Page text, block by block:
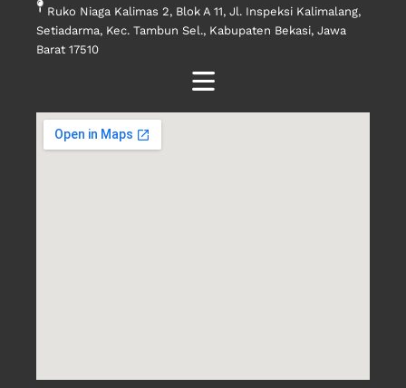
Ruko Niaga Kalimas 2, Blok A 11, Jl. Inspeksi Kalimalang,
Setiadarma, Kec. Tambun Sel., Kabupaten Bekasi, Jawa
Barat 17510